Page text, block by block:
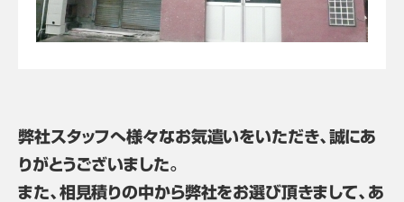
弊社スタッフへ様々なお気遣いをいただき、誠にあ
りがとうございました。
また、相見積りの中から弊社をお選び頂きまして、あ